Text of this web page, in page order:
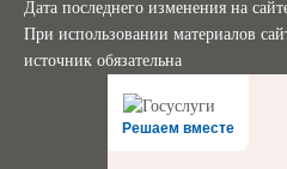
Дата последнего изменения на
При использовании материалов
источник обязательна
Решаем вместе